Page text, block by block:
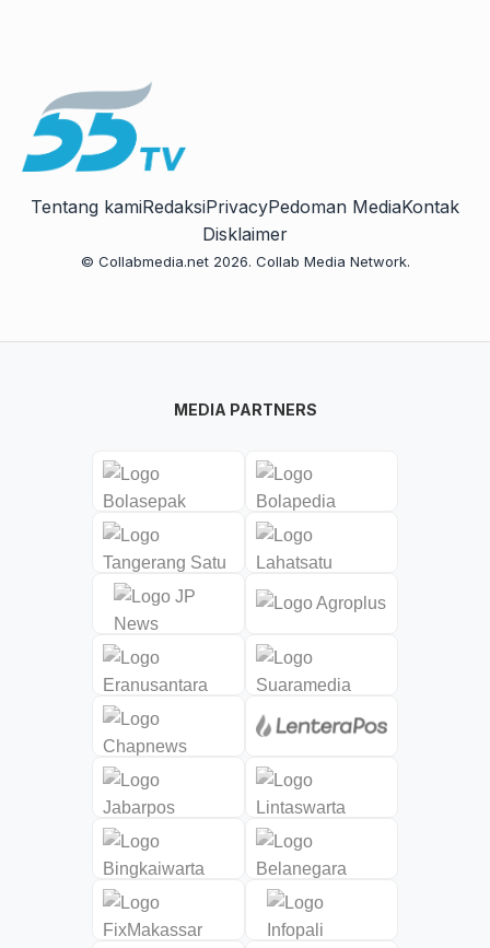
Tentang kamiRedaksiPrivacyPedoman MediaKontak
Disklaimer
© Collabmedia.net 2026. Collab Media Network.
MEDIA PARTNERS